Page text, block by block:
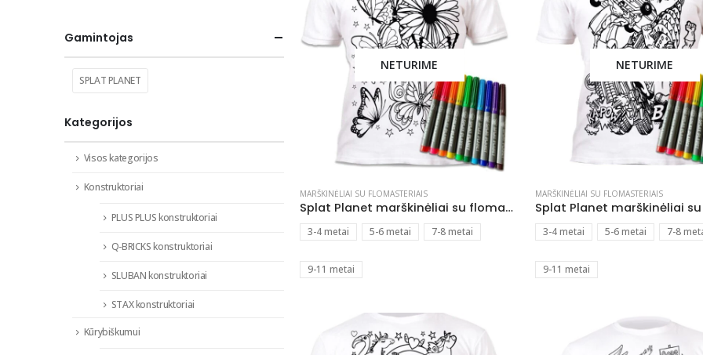
NETURIME
MARŠKINĖLIAI SU FLOMASTERIAIS
Splat Planet marškinėliai su flomasteriais Drugeliai
3-4 metai 5-6 metai 7-8 metai
9-11 metai
NETURIME
MARŠKINĖLIAI SU FLOMASTERIAIS
3-4 metai 5-6 metai 7-8
9-11 metai
Gamintojas
SPLAT PLANET
Kategorijos
Visos kategorijos
Konstruktoriai
PLUS PLUS konstruktoriai
Q-BRICKS konstruktoriai
SLUBAN konstruktoriai
STAX konstruktoriai
Kūrybiškumui